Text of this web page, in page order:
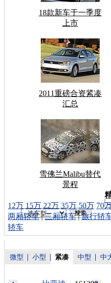
18款新车于一季度
上市
2011重磅合资紧凑
汇总
雪佛兰Malibu替代
景程
12万 15万 22万 35万 50万 70
两厢轿车|三厢轿车|旅行轿
轿车
微型 小型 紧凑 中型 中